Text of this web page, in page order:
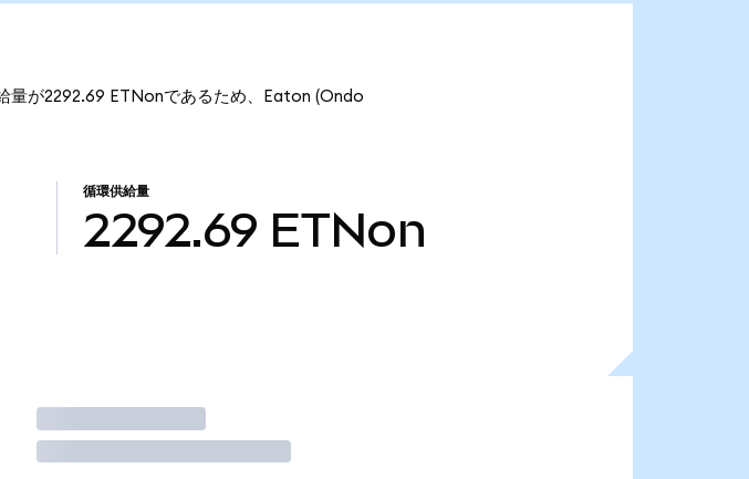
量が2292.69 ETNonであるため、Eaton (Ondo
循環供給量
2292.69 ETNon
取引